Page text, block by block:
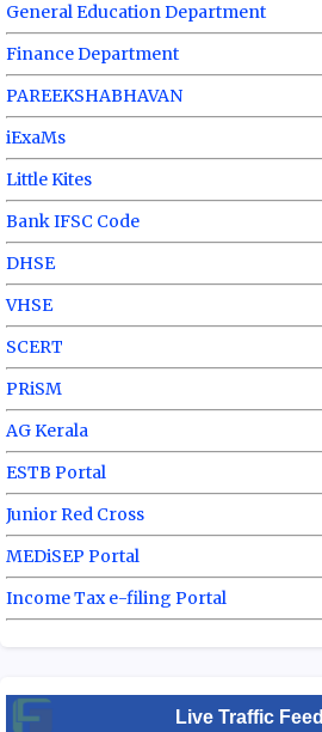
General Education Department
Finance Department
PAREEKSHABHAVAN
iExaMs
Little Kites
Bank IFSC Code
DHSE
VHSE
SCERT
PRiSM
AG Kerala
ESTB Portal
Junior Red Cross
MEDiSEP Portal
Income Tax e-filing Portal
Live Traffic Feed